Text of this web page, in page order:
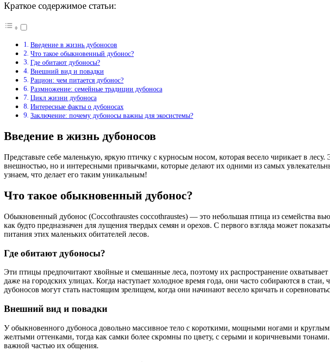
Краткое содержимое статьи:
Введение в жизнь дубоносов
Что такое обыкновенный дубонос?
Где обитают дубоносы?
Внешний вид и повадки
Рацион: чем питается дубонос?
Размножение: семейные традиции дубоноса
Цикл жизни дубоноса
Интересные факты о дубоносах
Заключение: почему дубоносы важны для экосистемы?
Введение в жизнь дубоносов
Представьте себе маленькую, яркую птичку с курносым носом, которая весело чирикает в
внешностью, но и интересными привычками, которые делают их одними из самых
узнаем, что делает его таким уникальным!
Что такое обыкновенный дубонос?
Обыкновенный дубонос (Coccothraustes coccothraustes) — это небольшая птица из семейства
как будто предназначен для лущения твердых семян и орехов. С первого взгляда может
питания этих маленьких обитателей лесов.
Где обитают дубоносы?
Эти птицы предпочитают хвойные и смешанные леса, поэтому их распространение
даже на городских улицах. Когда наступает холодное время года, они часто собираются в
дубоносов могут стать настоящим зрелищем, когда они начинают весело кричать и
Внешний вид и повадки
У обыкновенного дубоноса довольно массивное тело с короткими, мощными ногами и
желтыми оттенками, тогда как самки более скромны по цвету, с серыми и коричневыми
важной частью их общения.